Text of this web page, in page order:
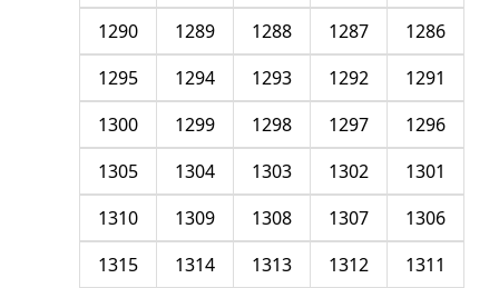
1286
1287
1288
1289
1290
1291
1292
1293
1294
1295
1296
1297
1298
1299
1300
1301
1302
1303
1304
1305
1306
1307
1308
1309
1310
1311
1312
1313
1314
1315